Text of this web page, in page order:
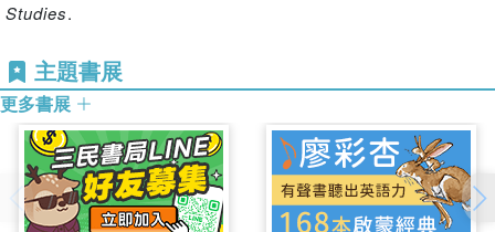
Studies.
主題書展
更多書展